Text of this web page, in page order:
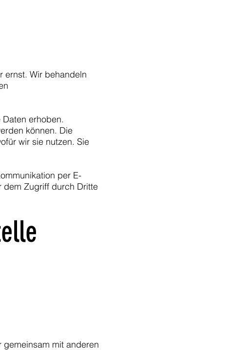
ernst. Wir behandeln
erhoben.
können. Die
wir sie nutzen. Sie
per E-
dem Zugriff durch Dritte
mit anderen